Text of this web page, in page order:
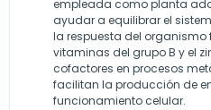
empleada como planta
ayudar a equilibrar el
la respuesta del organismo
vitaminas del grupo B y el
cofactores en procesos
facilitan la producción de
funcionamiento celular.